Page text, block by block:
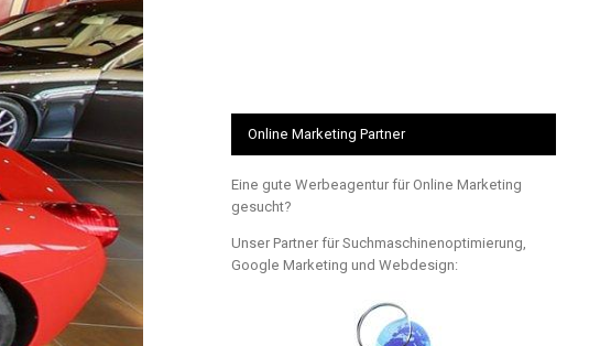
Online Marketing Partner
Eine gute Werbeagentur für Online Marketing
gesucht?
Unser Partner für Suchmaschinenoptimierung,
Google Marketing und Webdesign: